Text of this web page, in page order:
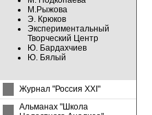
М.Рыжова
Э. Крюков
Экспериментальный
Творческий Центр
Ю. Бардахчиев
Ю. Бялый
Журнал "Россия XXI"
Альманах "Школа